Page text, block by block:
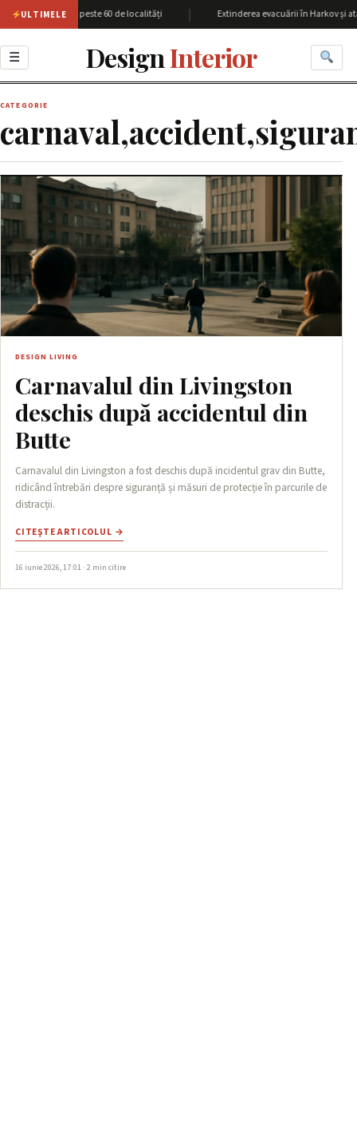
ULTIMELE
Harkov cu peste 60 de localități Extinderea evacuării în Harkov și
☰ DesignInterior
CATEGORIE
DESIGN LIVING
Carnavalul din Livingston
deschis după accidentul din
Butte
Carnavalul din Livingston a fost deschis după incidentul grav din Butte,
ridicând întrebări despre siguranță și măsuri de protecție în parcurile de
distracții.
CITEŞTE ARTICOLUL →
16 iunie 2026, 17:01 · 2 min citire